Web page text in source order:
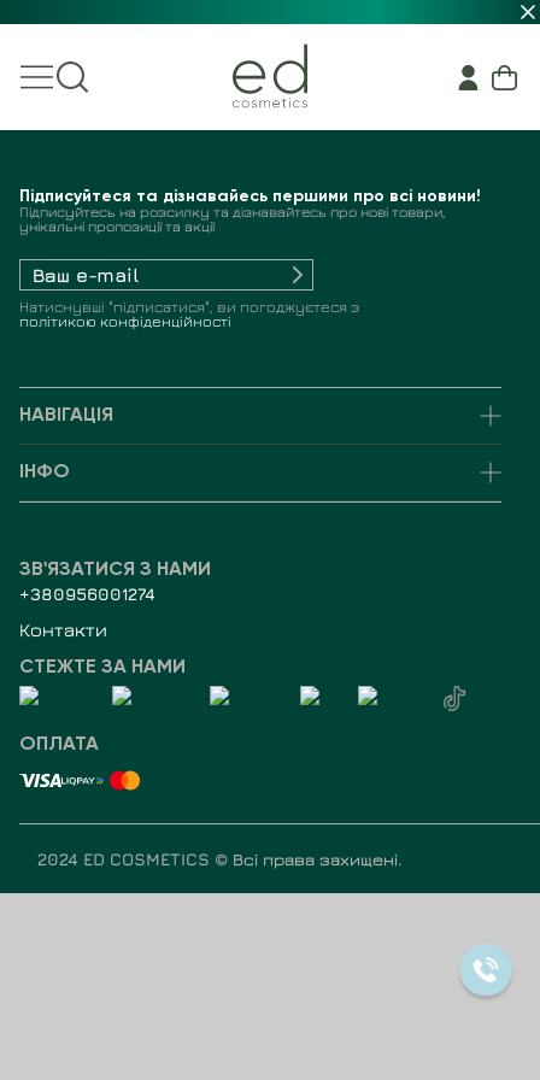
Підписуйтеся та дізнавайесь першими про всі новини!
Підписуйтесь на розсилку та дізнавайтесь про нові товари,
унікальні пропозиції та акції
Натиснувші "підписатися", ви погоджуєтеся з
політикою конфіденційності
НАВІГАЦІЯ
ІНФО
ЗВ'ЯЗАТИСЯ З НАМИ
+380956001274
Контакти
СТЕЖТЕ ЗА НАМИ
ОПЛАТА
2024 ED COSMETICS © Всі права захищені.